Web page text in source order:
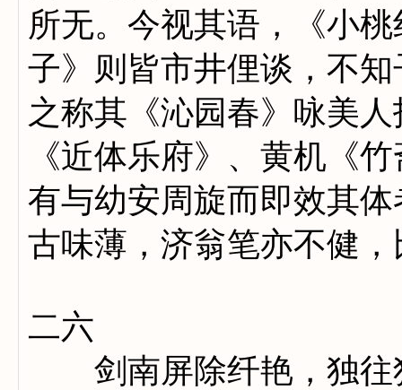
所无。今视其语，《小
子》则皆市井俚谈，不
之称其《沁园春》咏美
《近体乐府》、黄机《
有与幼安周旋而即效其
古味薄，济翁笔亦不健
二六
剑南屏除纤艳，独往